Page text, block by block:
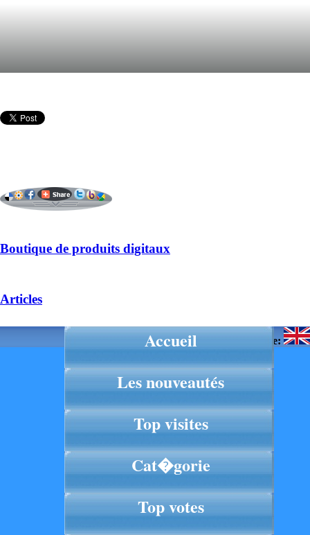
Boutique de produits digitaux
Articles
Langue:
Accueil
Les nouveautés
Top visites
Cat�gorie
Top votes